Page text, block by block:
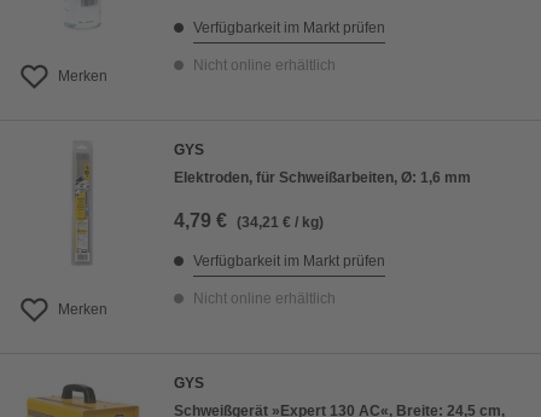
Merken
Verfügbarkeit im Markt prüfen
Nicht online erhältlich
Merken
GYS
Elektroden, für Schweißarbeiten, Ø: 1,6 mm
4,79 € (34,21 € / kg)
Verfügbarkeit im Markt prüfen
Nicht online erhältlich
GYS
Schweißgerät »Expert 130 AC«, Breite: 24,5 cm,